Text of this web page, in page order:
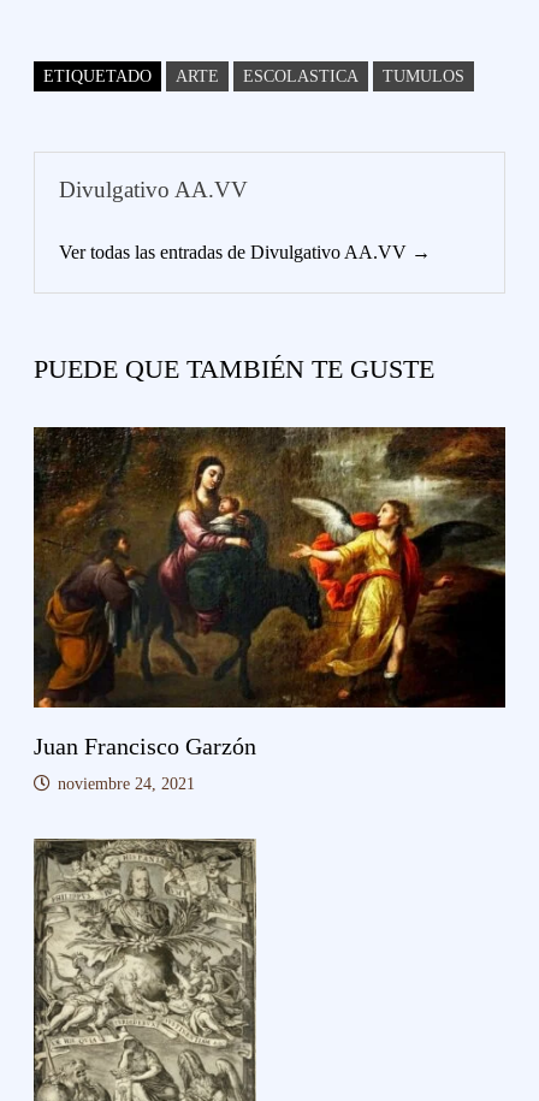
A es ok r
bl Li pa
r
ETIQUETADO ARTE ESCOLASTICA TUMULOS
Divulgativo AA.VV
Ver todas las entradas de Divulgativo AA.VV →
PUEDE QUE TAMBIÉN TE GUSTE
Juan Francisco Garzón
noviembre 24, 2021